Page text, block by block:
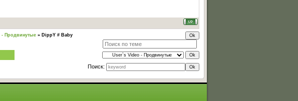
- Продвинутые » DippY # Baby
Поиск: